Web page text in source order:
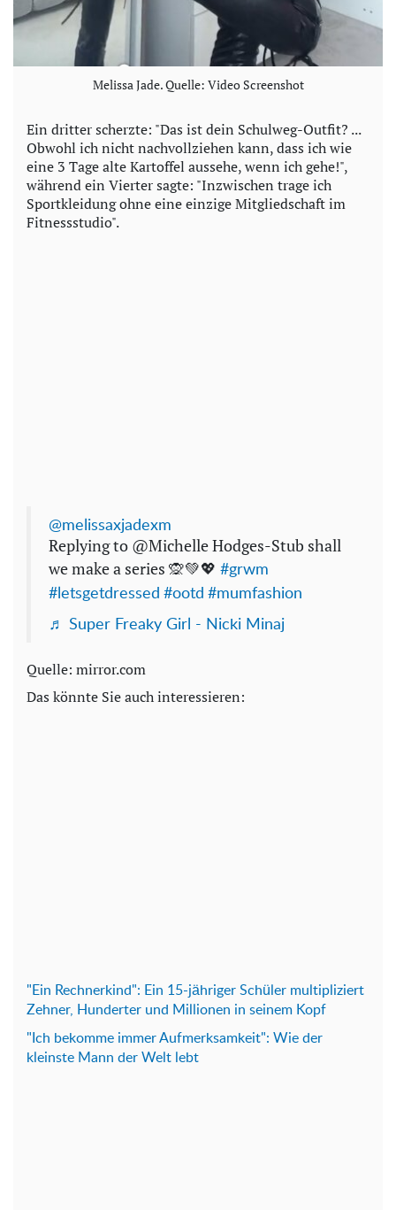
Melissa Jade. Quelle: Video Screenshot
Ein dritter scherzte: "Das ist dein Schulweg-Outfit? ...
Obwohl ich nicht nachvollziehen kann, dass ich wie
eine 3 Tage alte Kartoffel aussehe, wenn ich gehe!",
während ein Vierter sagte: "Inzwischen trage ich
Sportkleidung ohne eine einzige Mitgliedschaft im
Fitnessstudio".
@melissaxjadexm
Replying to @Michelle Hodges-Stub shall
we make a series 🙊💚💖 #grwm
#letsgetdressed #ootd #mumfashion
♬ Super Freaky Girl - Nicki Minaj
Quelle: mirror.com
Das könnte Sie auch interessieren:
"Ein Rechnerkind": Ein 15-jähriger Schüler multipliziert
Zehner, Hunderter und Millionen in seinem Kopf
"Ich bekomme immer Aufmerksamkeit": Wie der
kleinste Mann der Welt lebt